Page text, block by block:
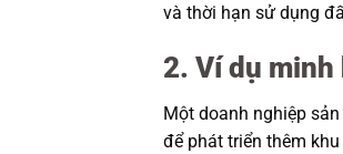
và thời hạn sử dụng
2. Ví dụ minh
Một doanh nghiệp
để phát triển thêm